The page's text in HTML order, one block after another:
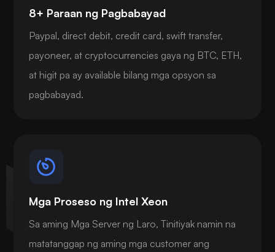
8+ Paraan ng Pagbabayad
Paypal, direct debit, credit card, swift transfer,
payoneer, at cryptocurrencies gaya ng BTC, ETH,
at higit pa ay available bilang mga opsyon sa
pagbabayad.
Mga Proseso ng Intel Xeon
Sa aming Mga Server ng Laro, Tinitiyak namin na
matatanggap ng aming mga customer ang